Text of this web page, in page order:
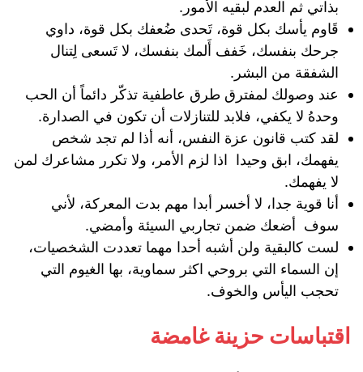
بذاتي ‌ثم ‌العدم لبقيه الأمور.
‏قَاوم يأسك بكل قوة، تَحدى ضُعفك بكل قوة، داوي
جرحك بنفسك، خَفف أَلمك بنفسك، لا تَسعى لِتنال
الشفقة من البشر.
عند وصولك لمفترق طرق عاطفية تذكّر دائماً أن الحب
وحدهُ لا يكفي، فلابد للتنازلات أن تكون في الصدارة.
لقد كتب قانون عزة النفس، أنه أذا لم تجد شخص
يفهمك، ابق وحيدا اذا لزم الأمر، ولا تكرر مشاعرك لمن
لا يفهمك.
أنا قوية جدا، لا أخسر أبدا مهم بدت المعركة، لأني
سوف أضعك ضمن تجاربي السيئة وأمضي.
لست كالبقية ولن أشبه أحدا مهما تعددت الشخصيات،
إن السماء التي بروحي اكثر سماوية، بها الغيوم التي
تحجب اليأس والخوف.
اقتباسات حزينة غامضة